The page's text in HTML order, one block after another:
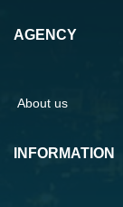
AGENCY
About us
INFORMATION